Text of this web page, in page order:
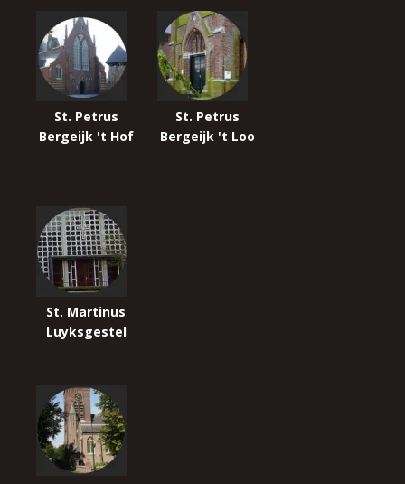
St. Petrus
Bergeijk 't Hof
St. Petrus
Bergeijk 't Loo
St. Martinus
Luyksgestel